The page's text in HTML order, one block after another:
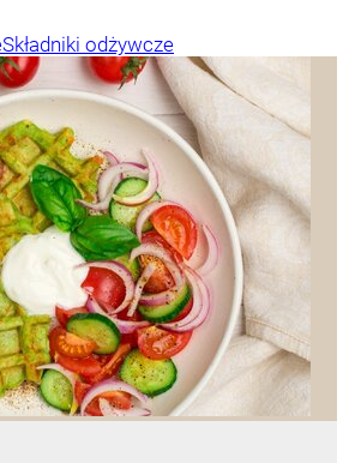
Składniki odżywcze